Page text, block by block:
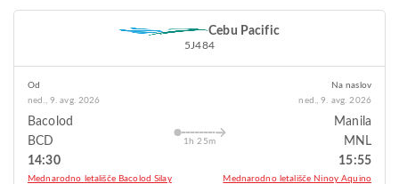
Cebu Pacific
5J484
Od
ned., 9. avg. 2026
Bacolod
BCD
14:30
Mednarodno letališče Bacolod Silay
1h 25m
Na naslov
ned., 9. avg. 2026
Manila
MNL
15:55
Mednarodno letališče Ninoy Aquino